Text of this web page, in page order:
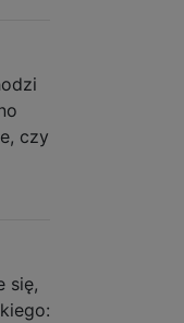
czy
się,